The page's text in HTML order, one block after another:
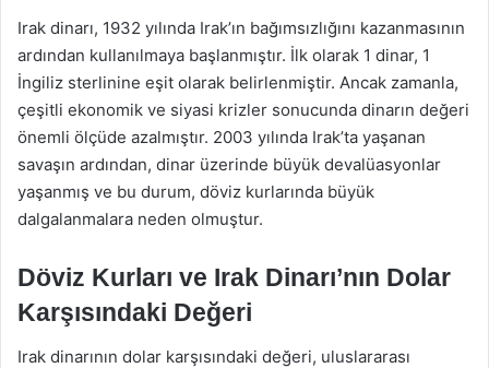
Irak dinarı, 1932 yılında Irak’ın bağımsızlığını kazanmasının
ardından kullanılmaya başlanmıştır. İlk olarak 1 dinar, 1
İngiliz sterlinine eşit olarak belirlenmiştir. Ancak zamanla,
çeşitli ekonomik ve siyasi krizler sonucunda dinarın değeri
önemli ölçüde azalmıştır. 2003 yılında Irak’ta yaşanan
savaşın ardından, dinar üzerinde büyük devalüasyonlar
yaşanmış ve bu durum, döviz kurlarında büyük
dalgalanmalara neden olmuştur.
Döviz Kurları ve Irak Dinarı’nın Dolar
Karşısındaki Değeri
Irak dinarının dolar karşısındaki değeri, uluslararası